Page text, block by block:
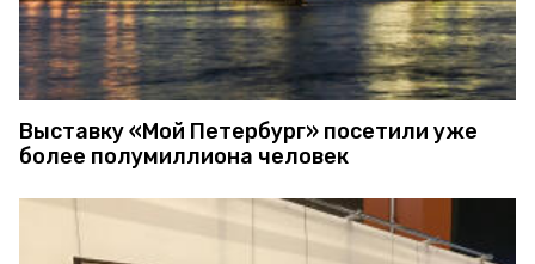
Выставку «Мой Петербург» посетили уже
более полумиллиона человек